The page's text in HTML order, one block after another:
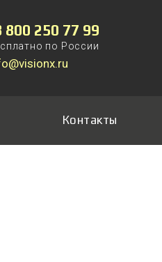
800 250 77 99
по России
Контакты